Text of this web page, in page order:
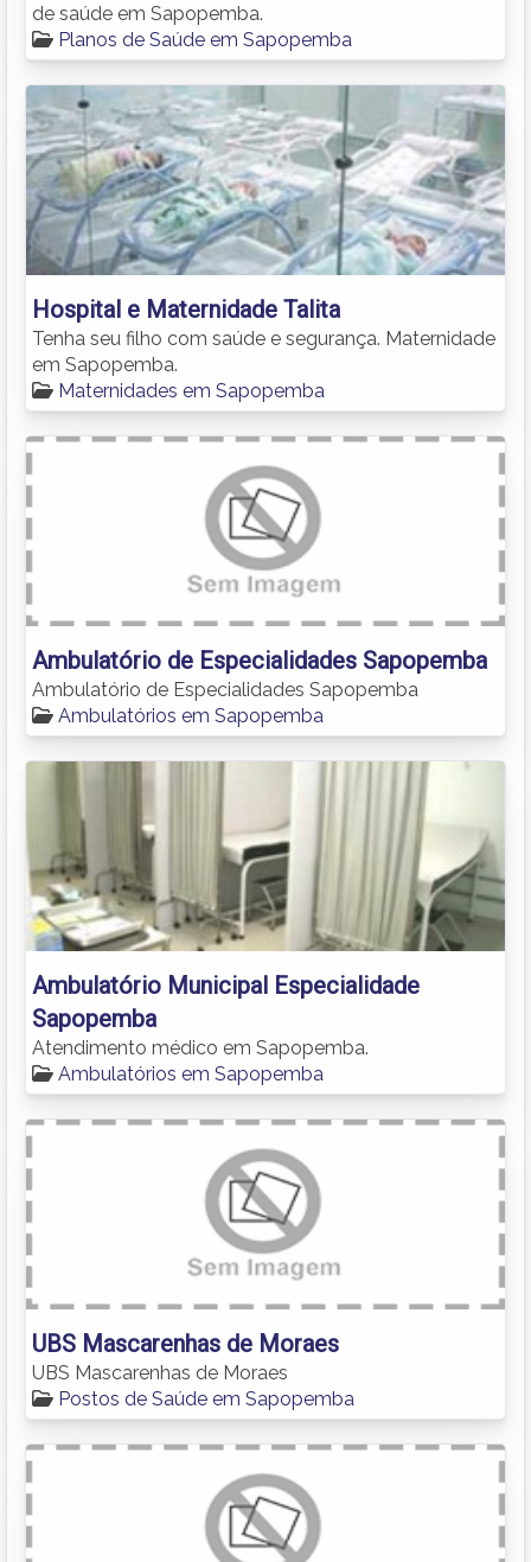
de saúde em Sapopemba.
Planos de Saúde em Sapopemba
Hospital e Maternidade Talita
Tenha seu filho com saúde e segurança. Maternidade
em Sapopemba.
Maternidades em Sapopemba
Ambulatório de Especialidades Sapopemba
Ambulatório de Especialidades Sapopemba
Ambulatórios em Sapopemba
Ambulatório Municipal Especialidade
Sapopemba
Atendimento médico em Sapopemba.
Ambulatórios em Sapopemba
UBS Mascarenhas de Moraes
UBS Mascarenhas de Moraes
Postos de Saúde em Sapopemba